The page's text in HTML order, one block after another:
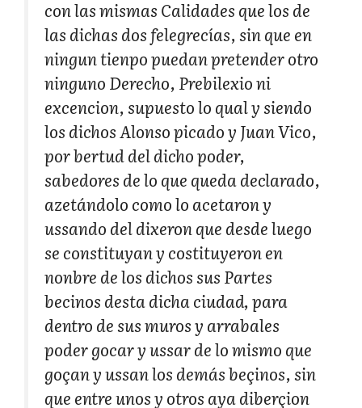
con las mismas Calidades que los de
las dichas dos felegrecías, sin que en
ningun tienpo puedan pretender otro
ninguno Derecho, Prebilexio ni
excencion, supuesto lo qual y siendo
los dichos Alonso picado y Juan Vico,
por bertud del dicho poder,
sabedores de lo que queda declarado,
azetándolo como lo acetaron y
ussando del dixeron que desde luego
se constituyan y costituyeron en
nonbre de los dichos sus Partes
becinos desta dicha ciudad, para
dentro de sus muros y arrabales
poder gocar y ussar de lo mismo que
goçan y ussan los demás beçinos, sin
que entre unos y otros aya diberçion